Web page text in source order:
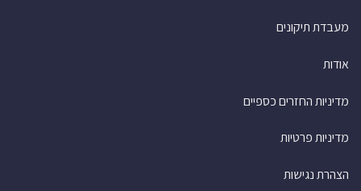
מעבדת תיקונים
אודות
מדיניות החזרים כספיים
מדיניות פרטיות
הצהרת נגישות